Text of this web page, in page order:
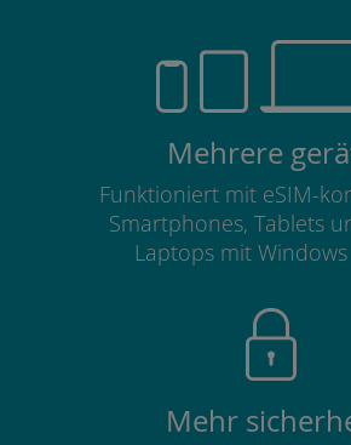
Mehrere
Funktioniert mit eSIM-
Smartphones, Tablets
Laptops mit Windows
Mehr